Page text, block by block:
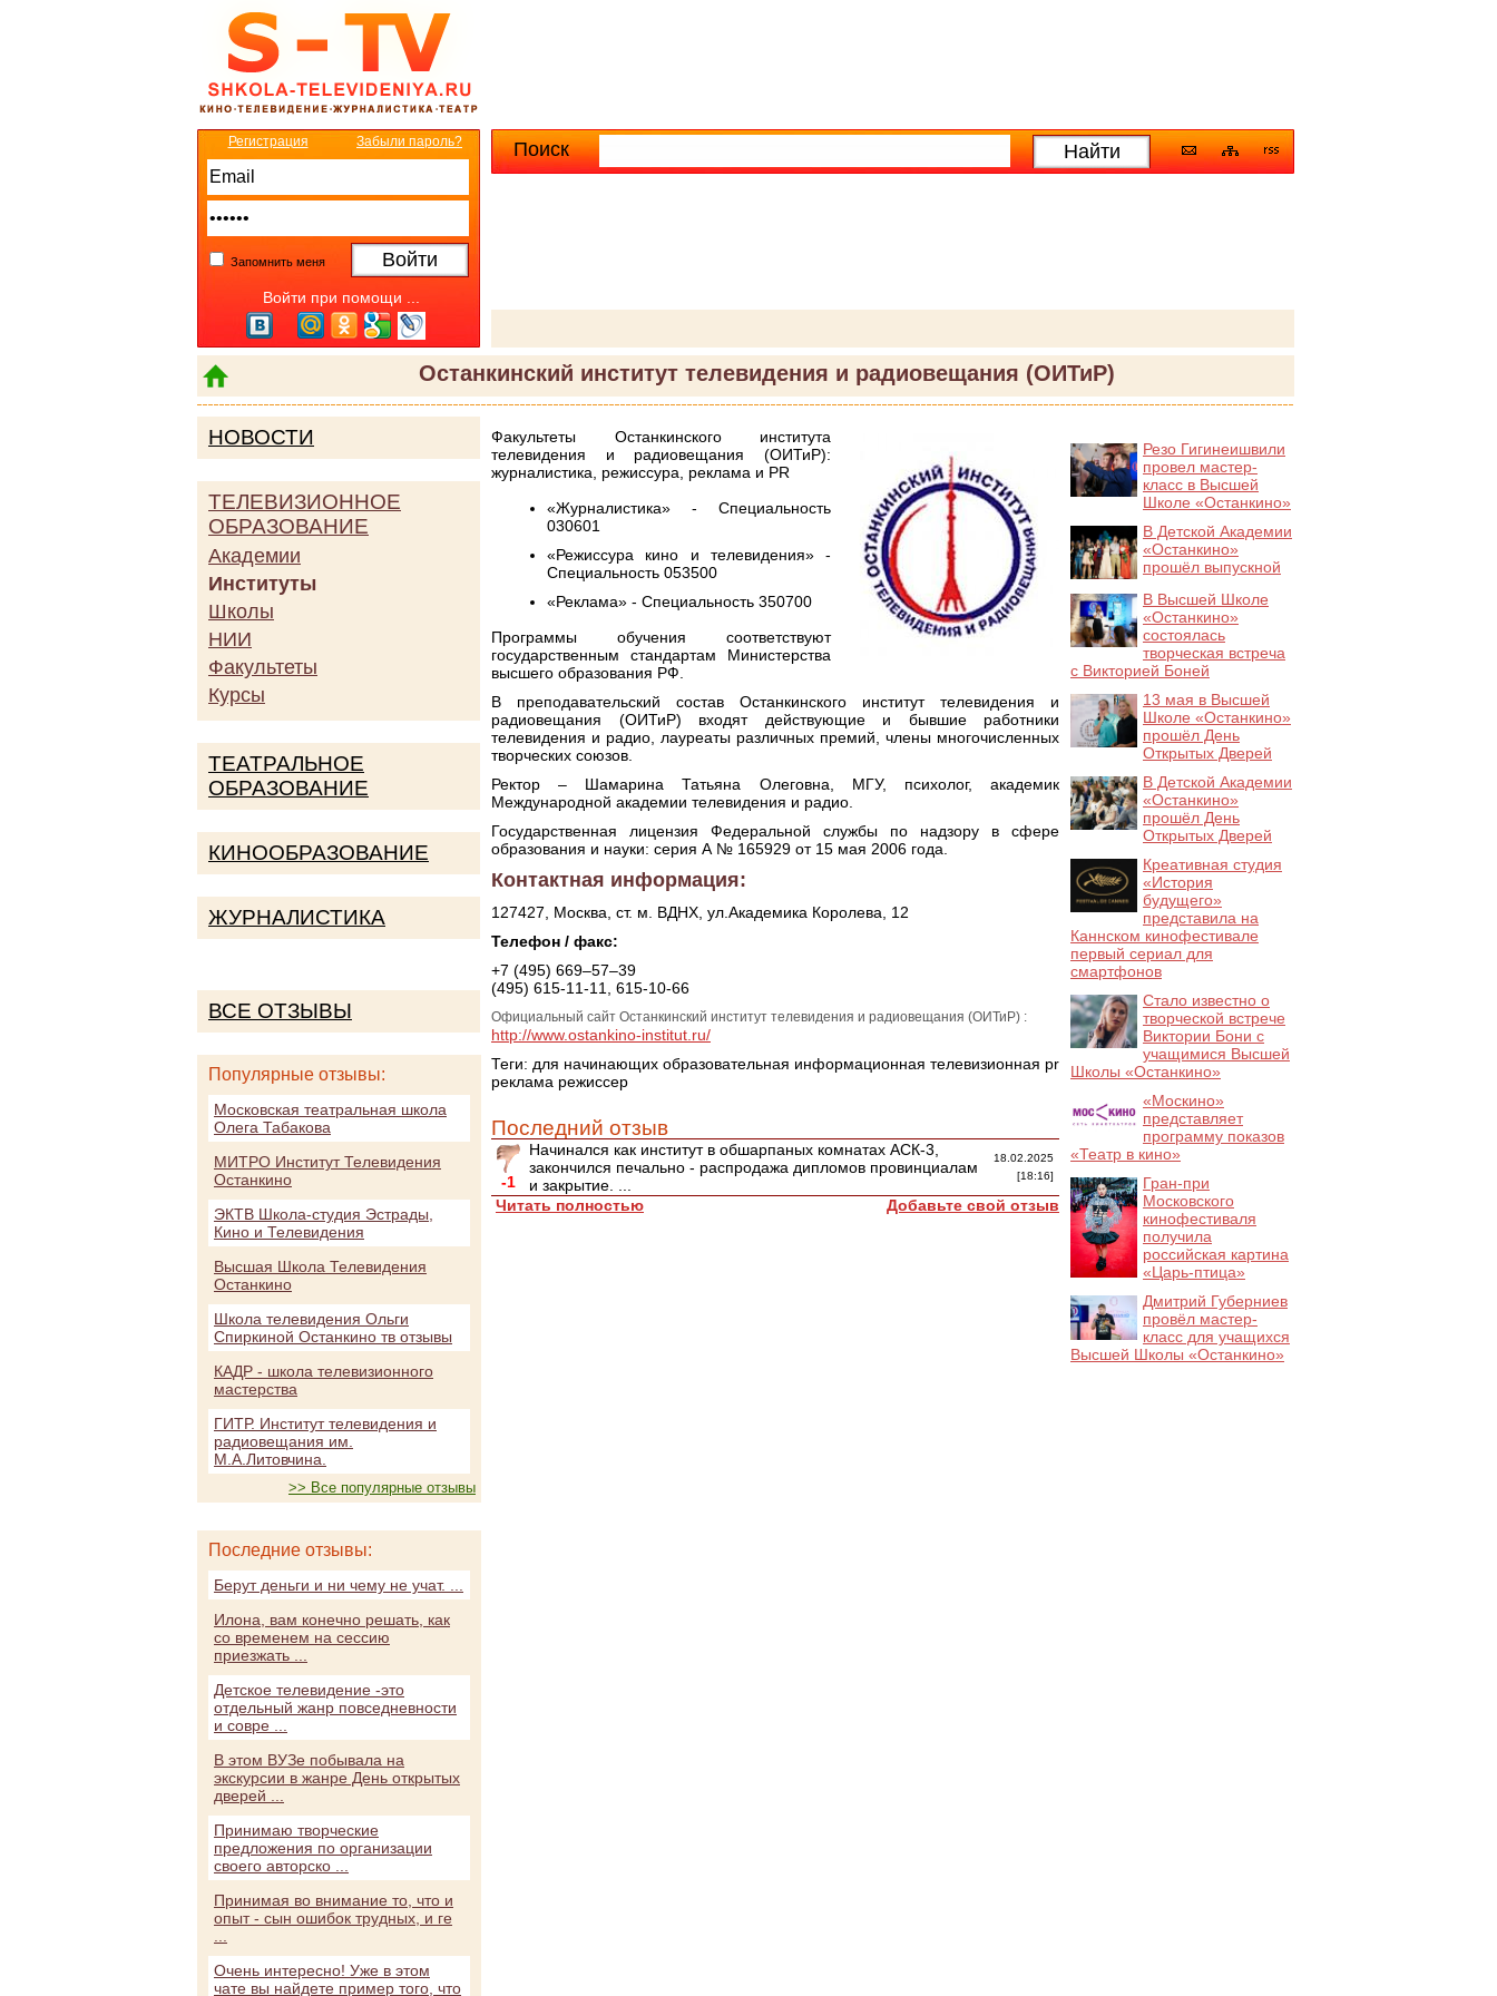
Поиск
Расширенный поиск
Останкинский институт телевидения и радиовещания (ОИТиР)
Регистрация Забыли пароль?
Запомнить меня
Войти при помощи ...
Факультеты Останкинского института
телевидения и радиовещания (ОИТиР):
журналистика, режиссура, реклама и PR
«Журналистика» - Специальность
030601
«Режиссура кино и телевидения» -
Специальность 053500
«Реклама» - Специальность 350700
Программы обучения соответствуют
государственным стандартам Министерства
высшего образования РФ.
В преподавательский состав Останкинского институт телевидения и
радиовещания (ОИТиР) входят действующие и бывшие работники
телевидения и радио, лауреаты различных премий, члены многочисленных
творческих союзов.
Ректор – Шамарина Татьяна Олеговна, МГУ, психолог, академик
Международной академии телевидения и радио.
Государственная лицензия Федеральной службы по надзору в сфере
образования и науки: серия А № 165929 от 15 мая 2006 года.
Контактная информация:
127427, Москва, ст. м. ВДНХ, ул.Академика Королева, 12
Телефон / факс:
+7 (495) 669–57–39
(495) 615-11-11, 615-10-66
Официальный сайт Останкинский институт телевидения и радиовещания (ОИТиР) :
http://www.ostankino-institut.ru/
Теги: для начинающих образовательная информационная телевизионная pr
реклама режиссер
Последний отзыв
-1
Начинался как институт в обшарпаных комнатах АСК-3,
закончился печально - распродажа дипломов провинциалам
и закрытие. ...
18.02.2025
[18:16]
Читать полностью Добавьте свой отзыв
Резо Гигинеишвили
провел мастер-
класс в Высшей
Школе «Останкино»
В Детской Академии
«Останкино»
прошёл выпускной
В Высшей Школе
«Останкино»
состоялась
творческая встреча
с Викторией Боней
13 мая в Высшей
Школе «Останкино»
прошёл День
Открытых Дверей
В Детской Академии
«Останкино»
прошёл День
Открытых Дверей
Креативная студия
«История
будущего»
представила на
Каннском кинофестивале
первый сериал для
смартфонов
Стало известно о
творческой встрече
Виктории Бони с
учащимися Высшей
Школы «Останкино»
«Москино»
представляет
программу показов
«Театр в кино»
Гран-при
Московского
кинофестиваля
получила
российская картина
«Царь-птица»
Дмитрий Губерниев
провёл мастер-
класс для учащихся
Высшей Школы «Останкино»
НОВОСТИ
ТЕЛЕВИЗИОННОЕ
ОБРАЗОВАНИЕ
Академии
Институты
Школы
НИИ
Факультеты
Курсы
ТЕАТРАЛЬНОЕ
ОБРАЗОВАНИЕ
КИНООБРАЗОВАНИЕ
ЖУРНАЛИСТИКА
ВСЕ ОТЗЫВЫ
Популярные отзывы:
Московская театральная школа
Олега Табакова
МИТРО Институт Телевидения
Останкино
ЭКТВ Школа-студия Эстрады,
Кино и Телевидения
Высшая Школа Телевидения
Останкино
Школа телевидения Ольги
Спиркиной Останкино тв отзывы
КАДР - школа телевизионного
мастерства
ГИТР. Институт телевидения и
радиовещания им.
М.А.Литовчина.
>> Все популярные отзывы
Последние отзывы:
Берут деньги и ни чему не учат. ...
Илона, вам конечно решать, как
со временем на сессию
приезжать ...
Детское телевидение -это
отдельный жанр повседневности
и совре ...
В этом ВУЗе побывала на
экскурсии в жанре День открытых
дверей ...
Принимаю творческие
предложения по организации
своего авторско ...
Принимая во внимание то, что и
опыт - сын ошибок трудных, и ге
Очень интересно! Уже в этом
чате вы найдете пример того, что